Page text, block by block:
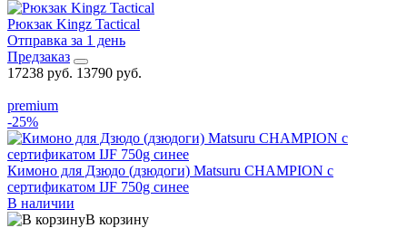
Рюкзак Kingz Tactical
Отправка за 1 день
Предзаказ
17238 руб. 13790 руб.
premium
-25%
Кимоно для Дзюдо (дзюдоги) Matsuru CHAMPION с
сертификатом IJF 750g синее
В наличии
В корзину